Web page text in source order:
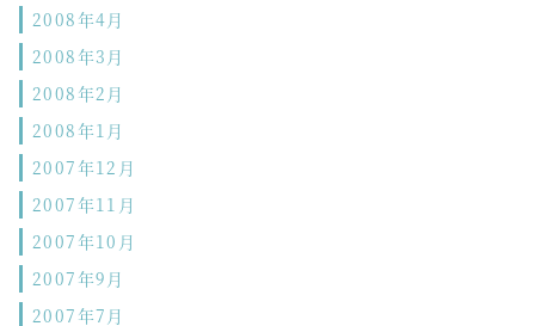
2008年4月
2008年3月
2008年2月
2008年1月
2007年12月
2007年11月
2007年10月
2007年9月
2007年7月